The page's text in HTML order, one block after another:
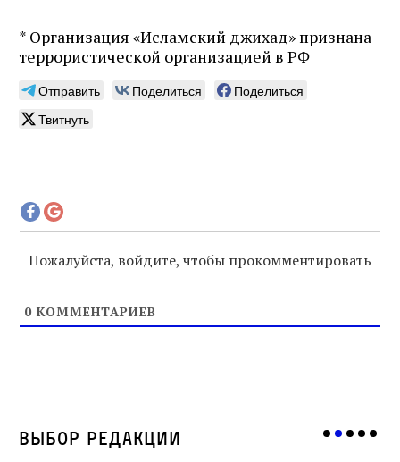
* Организация «Исламский джихад» признана
террористической организацией в РФ
Отправить Поделиться
Поделиться
Твитнуть
Пожалуйста, войдите, чтобы прокомментировать
0 КОММЕНТАРИЕВ
Выбор редакции